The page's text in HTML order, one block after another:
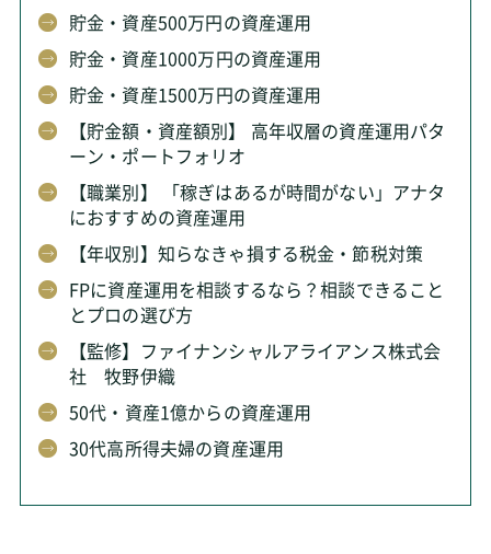
貯金・資産500万円の資産運用
貯金・資産1000万円の資産運用
貯金・資産1500万円の資産運用
【貯金額・資産額別】 高年収層の資産運用パタ
ーン・ポートフォリオ
【職業別】 「稼ぎはあるが時間がない」アナタ
におすすめの資産運用
【年収別】知らなきゃ損する税金・節税対策
FPに資産運用を相談するなら？相談できること
とプロの選び方
【監修】ファイナンシャルアライアンス株式会
社 牧野伊織
50代・資産1億からの資産運用
30代高所得夫婦の資産運用